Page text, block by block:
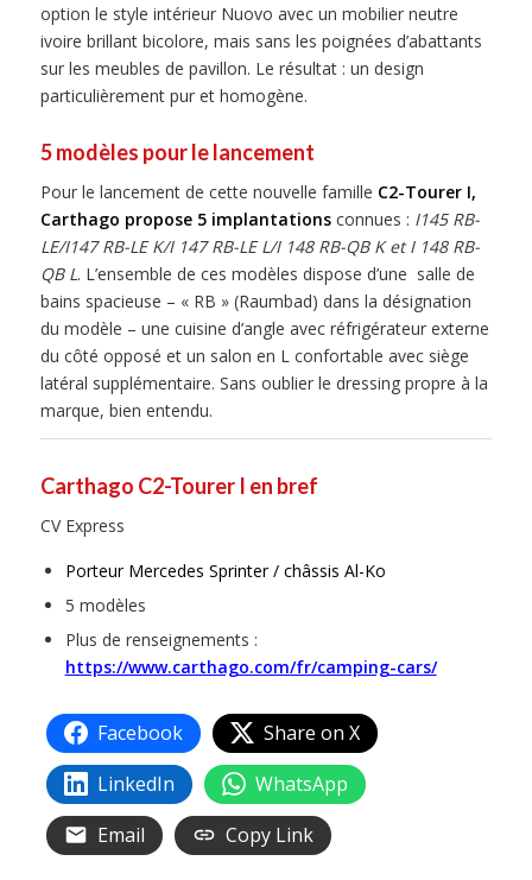
option le style intérieur Nuovo avec un mobilier neutre
ivoire brillant bicolore, mais sans les poignées d’abattants
sur les meubles de pavillon. Le résultat : un design
particulièrement pur et homogène.
5 modèles pour le lancement
Pour le lancement de cette nouvelle famille C2-Tourer I,
Carthago propose 5 implantationsconnues : I145 RB-
LE/I147 RB-LE K/I 147 RB-LE L/I 148 RB-QB K et I 148 RB-
QB L. L’ensemble de ces modèles dispose d’une salle de
bains spacieuse – « RB » (Raumbad) dans la désignation
du modèle – une cuisine d’angle avec réfrigérateur externe
du côté opposé et un salon en L confortable avec siège
latéral supplémentaire. Sans oublier le dressing propre à la
marque, bien entendu.
Carthago C2-Tourer I en bref
CV Express
Porteur Mercedes Sprinter / châssis Al-Ko
5 modèles
Plus de renseignements :
https://www.carthago.com/fr/camping-cars/
Facebook
Share on X
LinkedIn
WhatsApp
Email
Copy Link